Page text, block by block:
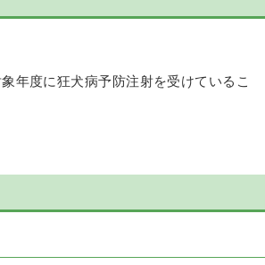
年度に狂犬病予防注射を受けているこ